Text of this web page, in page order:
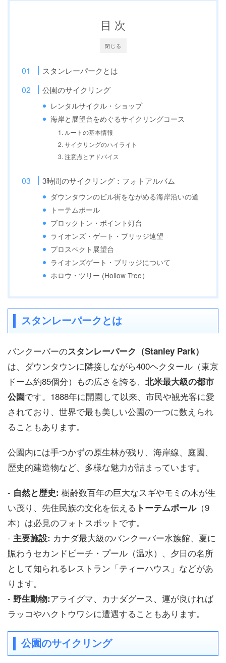
閉じる
目 次
スタンレーパークとは
公園のサイクリング
レンタルサイクル・ショップ
海岸と展望台をめぐるサイクリングコース
1. ルートの基本情報
2. サイクリングのハイライト
3. 注意点とアドバイス
3時間のサイクリング：フォトアルバム
ダウンタウンのビル街をながめる海岸沿いの道
トーテムポール
ブロックトン・ポイント灯台
ライオンズ・ゲート・ブリッジ遠望
プロスペクト展望台
ライオンズゲート・ブリッジについて
ホロウ・ツリー (Hollow Tree）
スタンレーパークとは
バンクーバーのスタンレーパーク（Stanley Park）
は、ダウンタウンに隣接しながら400ヘクタール（東京
ドーム約85個分）もの広さを誇る、 北米最大級の都市
公園です。1888年に開園して以来、市民や観光客に愛
されており、世界で最も美しい公園の一つに数えられ
ることもあります。
公園内には手つかずの原生林が残り、海岸線、庭園、
歴史的建造物など、多様な魅力が詰まっています。
- 自然と歴史: 樹齢数百年の巨大なスギやモミの木が生
い茂り、先住民族の文化を伝える トーテムポール（9
本）は必見のフォトスポットです。
- 主要施設: カナダ最大級のバンクーバー水族館、夏に
賑わうセカンドビーチ・プール（温水）、夕日の名所
として知られるレストラン「ティーハウス」などがあ
ります。
- 野生動物:アライグマ、カナダグース、運が良ければ
ラッコやハクトウワシに遭遇することもあります。
公園のサイクリング